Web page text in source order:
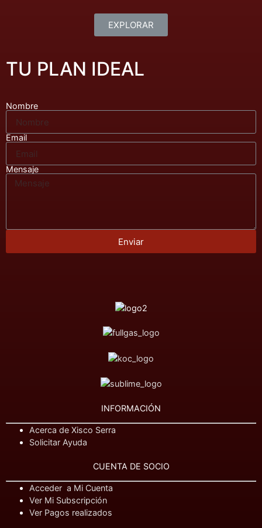
EXPLORAR
TU PLAN IDEAL
Nombre
Email
Mensaje
Enviar
INFORMACIÓN
Acerca de Xisco Serra
Solicitar Ayuda
CUENTA DE SOCIO
Acceder a Mi Cuenta
Ver Mi Subscripción
Ver Pagos realizados